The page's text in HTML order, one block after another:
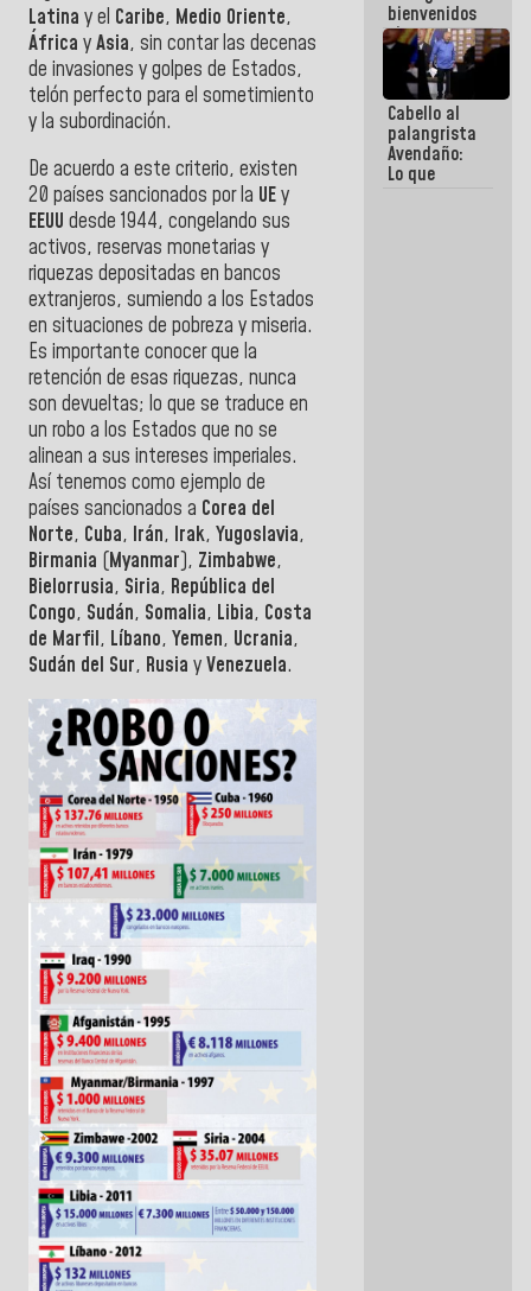
Latina yel Caribe, Medio Oriente,
África yAsia, sin contar las decenas
de invasiones y golpes de Estados,
telón perfecto para el sometimiento
y la subordinación.
De acuerdo a este criterio, existen
20 países sancionados por la UEy
EEUU desde 1944, congelando sus
activos, reservas monetarias y
riquezas depositadas en bancos
extranjeros, sumiendo a los Estados
en situaciones de pobreza y miseria.
Es importante conocer que la
retención de esas riquezas, nunca
son devueltas; lo que se traduce en
un robo a los Estados que no se
alinean a sus intereses imperiales.
Así tenemos como ejemplo de
países sancionados a Corea del
Norte, Cuba, Irán, Irak, Yugoslavia,
Birmania (Myanmar), Zimbabwe,
Bielorrusia, Siria, República del
Congo, Sudán, Somalia, Libia, Costa
de Marfil, Líbano, Yemen, Ucrania,
Sudán del Sur, Rusia yVenezuela.
bienvenidos
siempre que
estén en el
marco de la
Constitución
de la
República
Cabello al
palangrista
Avendaño:
Lo que